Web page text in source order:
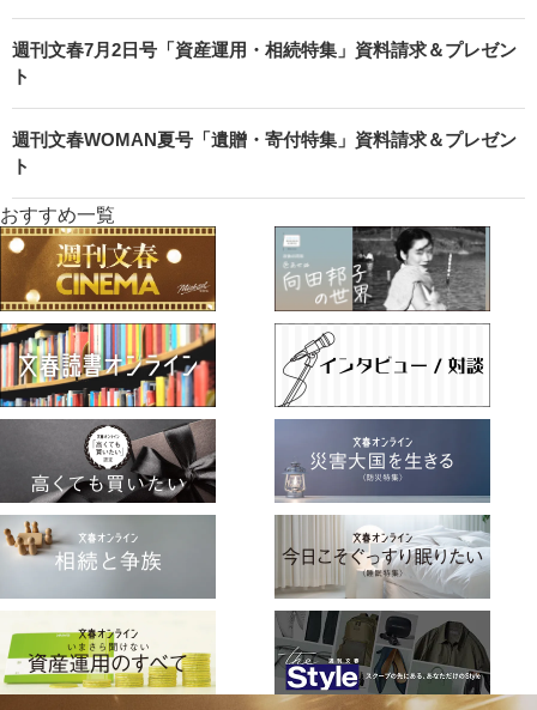
週刊文春7月2日号「資産運用・相続特集」資料請求＆プレゼン
ト
週刊文春WOMAN夏号「遺贈・寄付特集」資料請求＆プレゼン
ト
おすすめ一覧